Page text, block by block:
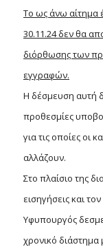
Το ως άνω αίτημα
30.11.24 δεν θα
διόρθωσης των
εγγραφών.
Η δέσμευση αυτή
προθεσμίες
για τις οποίες οι
αλλάζουν.
Στο πλαίσιο της
εισηγήσεις και
Υφυπουργός
χρονικό